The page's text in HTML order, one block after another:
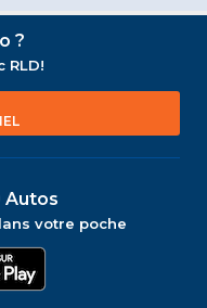
?
RLD!
Autos
votre poche